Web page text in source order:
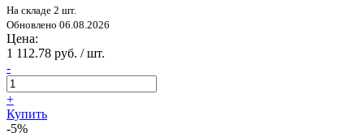
На складе 2 шт.
Обновлено 06.08.2026
Цена:
1 112.78 руб. / шт.
-
+
Купить
-5%